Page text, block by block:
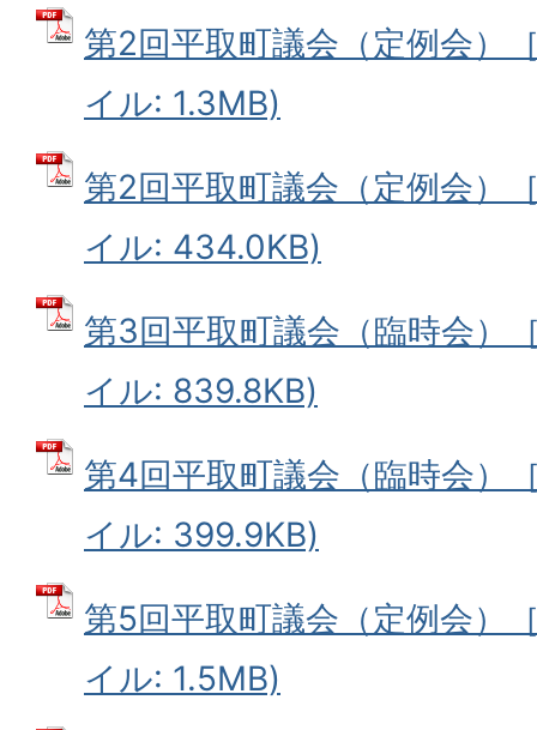
第2回平取町議会（定例会）
イル: 1.3MB)
第2回平取町議会（定例会）
イル: 434.0KB)
第3回平取町議会（臨時会）
イル: 839.8KB)
第4回平取町議会（臨時会）
イル: 399.9KB)
第5回平取町議会（定例会）
イル: 1.5MB)